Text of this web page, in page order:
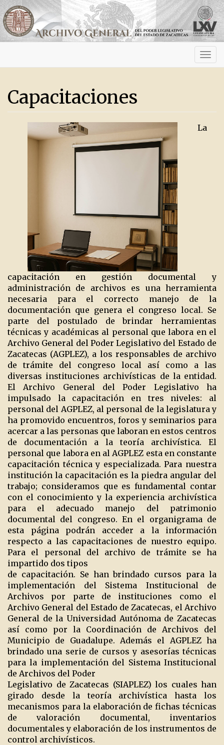
Capacitaciones
La
capacitación en gestión documental y
administración de archivos es una herramienta
necesaria para el correcto manejo de la
documentación que genera el congreso local. Se
parte del postulado de brindar herramientas
técnicas y académicas al personal que labora en el
Archivo General del Poder Legislativo del Estado de
Zacatecas (AGPLEZ), a los responsables de archivo
de trámite del congreso local así como a las
diversas instituciones archivísticas de la entidad.
El Archivo General del Poder Legislativo ha
impulsado la capacitación en tres niveles: al
personal del AGPLEZ, al personal de la legislatura y
ha promovido encuentros, foros y seminarios para
acercar a las personas que laboran en estos centros
de documentación a la teoría archivística. El
personal que labora en al AGPLEZ esta en constante
capacitación técnica y especializada. Para nuestra
institución la capacitación es la piedra angular del
trabajo; consideramos que es fundamental contar
con el conocimiento y la experiencia archivística
para el adecuado manejo del patrimonio
documental del congreso. En el organigrama de
esta página podrán acceder a la información
respecto a las capacitaciones de nuestro equipo.
Para el personal del archivo de trámite se ha
impartido dos tipos
de capacitación. Se han brindado cursos para la
implementación del Sistema Institucional de
Archivos por parte de instituciones como el
Archivo General del Estado de Zacatecas, el Archivo
General de la Universidad Autónoma de Zacatecas
así como por la Coordinación de Archivos del
Municipio de Guadalupe. Además el AGPLEZ ha
brindado una serie de cursos y asesorías técnicas
para la implementación del Sistema Institucional
de Archivos del Poder
Legislativo de Zacatecas (SIAPLEZ) los cuales han
girado desde la teoría archivística hasta los
mecanismos para la elaboración de fichas técnicas
de valoración documental, inventarios
documentales y elaboración de los instrumentos de
control archivísticos.